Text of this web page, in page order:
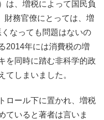
は、増税によって国民負
財務官僚にとっては、増
なっても問題はないの
2014年には消費税の増
を同時に踏む非科学的政
てしまいました。
ロール下に置かれ、増税
ていると著者は言いま